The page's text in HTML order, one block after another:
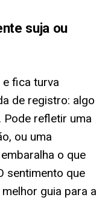
suja ou
fica turva
de registro: algo
Pode refletir uma
ou uma
o que
sentimento que
guia para a